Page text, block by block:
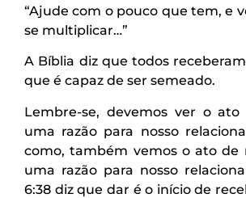
“Ajude com o pouco que tem, e
se multiplicar…”
A Bíblia diz que todos
que é capaz de ser semeado.
Lembre-se, devemos ver o
uma razão para nosso
como, também vemos o ato de
uma razão para nosso
6:38 diz que dar é o início de